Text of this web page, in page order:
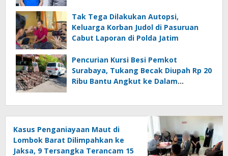
Tak Tega Dilakukan Autopsi,
Keluarga Korban Judol di Pasuruan
Cabut Laporan di Polda Jatim
Pencurian Kursi Besi Pemkot
Surabaya, Tukang Becak Diupah Rp 20
Ribu Bantu Angkut ke Dalam
Kasus Penganiayaan Maut di
Lombok Barat Dilimpahkan ke
Jaksa, 9 Tersangka Terancam 15